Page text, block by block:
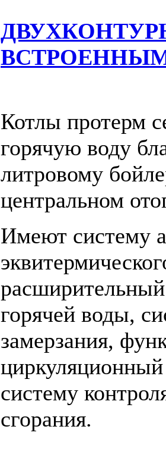
Котлы протерм
горячую воду
литровому
центральном
Имеют систему
горячей воды,
замерзания,
систему
сгорания.